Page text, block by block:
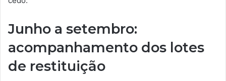
Junho a setembro:
acompanhamento dos lotes
de restituição